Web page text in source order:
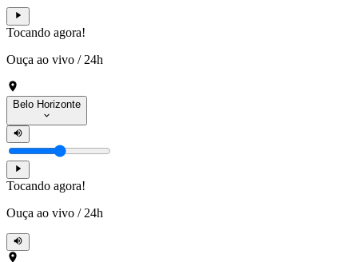
Tocando agora!
Ouça ao vivo / 24h
Belo Horizonte
Tocando agora!
Ouça ao vivo / 24h